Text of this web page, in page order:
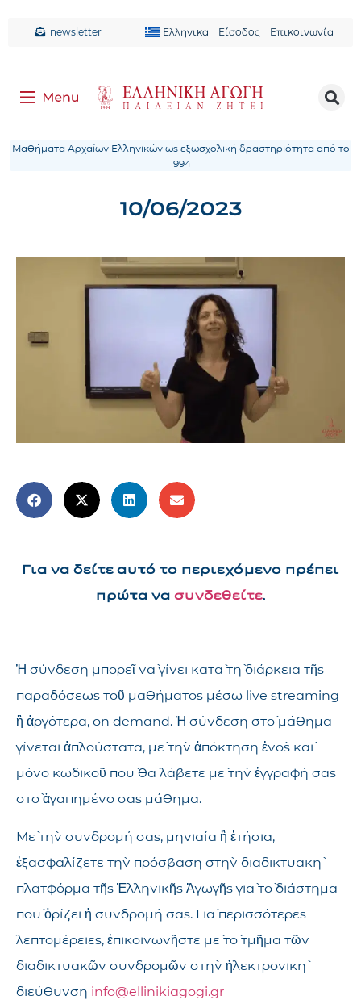
newsletter Ελληνικα Είσοδος Επικοινωνία
Μαθήματα Αρχαίων Ελληνικών ως εξωσχολική δραστηριότητα από το
1994
10/06/2023
Για να δείτε αυτό το περιεχόμενο πρέπει
πρώτα να συνδεθείτε.
Ἡ σύνδεση μπορεῖ νὰ γίνει κατὰ τὴ διάρκεια τῆς
παραδόσεως τοῦ μαθήματος μέσω live streaming
ἢ ἀργότερα, on demand. Ἡ σύνδεση στὸ μάθημα
γίνεται ἁπλούστατα, μὲ τὴν ἀπόκτηση ἑνὸς καὶ
μόνο κωδικοῦ ποὺ θὰ λάβετε μὲ τὴν ἐγγραφή σας
στὸ ἀγαπημένο σας μάθημα.
Μὲ τὴν συνδρομή σας, μηνιαία ἢ ἐτήσια,
ἐξασφαλίζετε τὴν πρόσβαση στὴν διαδικτυακὴ
πλατφόρμα τῆς Ἑλληνικῆς Ἀγωγῆς γιὰ τὸ διάστημα
ποὺ ὁρίζει ἡ συνδρομή σας. Γιὰ περισσότερες
λεπτομέρειες, ἐπικοινωνῆστε μὲ τὸ τμῆμα τῶν
διαδικτυακῶν συνδρομῶν στὴν ἠλεκτρονικὴ
διεύθυνση info@ellinikiagogi.gr